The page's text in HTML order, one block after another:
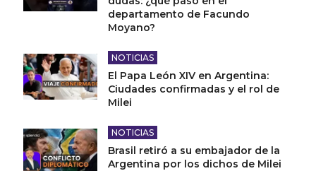
departamento de Facundo
Moyano?
NOTICIAS
El Papa León XIV en Argentina:
Ciudades confirmadas y el rol de
Milei
NOTICIAS
Brasil retiró a su embajador de la
Argentina por los dichos de Milei